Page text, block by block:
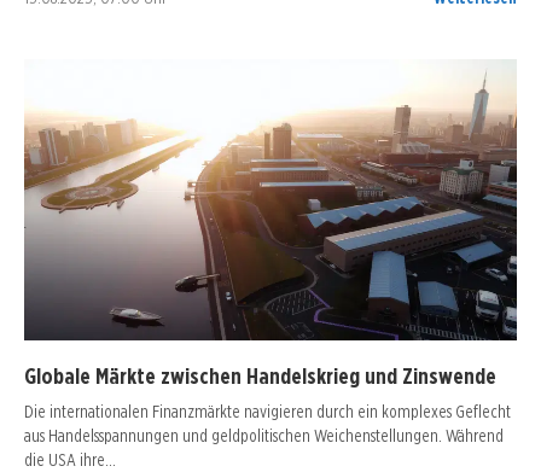
Globale Märkte zwischen Handelskrieg und Zinswende
Die internationalen Finanzmärkte navigieren durch ein komplexes Geflecht
aus Handelsspannungen und geldpolitischen Weichenstellungen. Während
die USA ihre…